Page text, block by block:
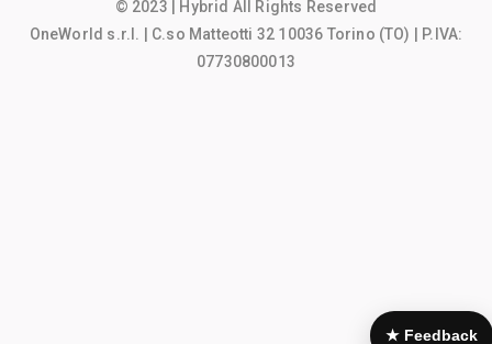
© 2023 | Hybrid All Rights Reserved
OneWorld s.r.l.
| C.so Matteotti 32 10036 Torino (TO) | P.IVA:
07730800013
★ Feedback